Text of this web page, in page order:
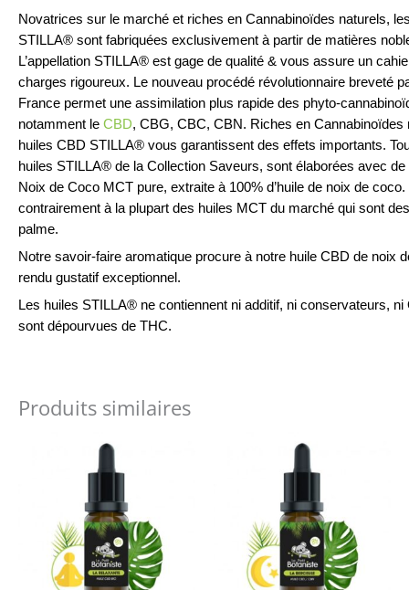
Novatrices sur le marché et riches en Cannabinoïdes naturels,
STILLA® sont fabriquées exclusivement à partir de matières
L’appellation STILLA® est gage de qualité & vous assure un
charges rigoureux. Le nouveau procédé révolutionnaire breveté
France permet une assimilation plus rapide des phyto-
notamment le CBD, CBG, CBC, CBN. Riches en Cannabinoïdes
huiles CBD STILLA® vous garantissent des effets importants.
huiles STILLA® de la Collection Saveurs, sont élaborées avec de
Noix de Coco MCT pure, extraite à 100% d’huile de noix de coco.
contrairement à la plupart des huiles MCT du marché qui sont
palme.
Notre savoir-faire aromatique procure à notre huile CBD de noix
rendu gustatif exceptionnel.
Les huiles STILLA® ne contiennent ni additif, ni conservateurs, ni
sont dépourvues de THC.
Produits similaires
variations.
Les
options
Les
options